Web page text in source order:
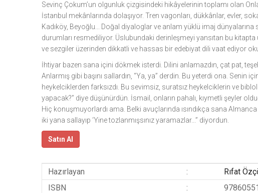
Sevinç Çokum’un olgunluk çizgisindeki hikâyelerinin toplamı olan
İstanbul mekânlarında dolaşıyor. Tren vagonları, dükkânlar, evler,
Kadıköy, Beyoğlu... Doğal diyaloglar ve anlam yüklü imaj dünyalarına
durumları resmediliyor. Üslubundaki derinleşmeyi yansıtan bu
ve sezgiler üzerinden dikkatli ve hassas bir edebiyat dili vaat ediyor
İhtiyar bazen sana içini dökmek isterdi. Dilini anlamazdın, çat pat,
Anlarmış gibi başını sallardın, “Ya, ya” derdin. Bu yeterdi ona. Senin
heykelciklerden farksızdı. Bu sevimsiz, suratsız heykelciklerin ve
yapacak?” diye düşünürdün. İsmail, onların pahalı, kıymetli şeyler
Hiç konuşmuyorlardı ama. Belki avuçlarında ısındıkça sana
iki yana sallayıp ‘Yine tozlanmışsınız yaramazlar...” diyordun.
Satın Al
Hazırlayan :
Rıfat
ISBN
: